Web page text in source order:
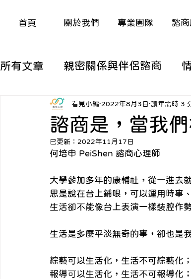
首頁 關於我們 專業團隊 諮
所有文章 親密關係與伴侶諮商
兒童與親職諮商 生涯/職涯議題
催眠與夢工作 人際議題
關於諮商的那些大小事 從諮商
自我照顧
諮商是，當我
看見小編 2022年8月3日 讀畢需時 3
已更新： 2022年11月17日
何培申 PeiShen 諮商心理師
大學參加多年的康輔社，從一進去
思是說在台上鋪哏，可以運用時事
生活卻不能像台上表演一樣裝腔作
生活是多麼平淡無奇的事，卻也是
綜藝可以生活化，生活不可綜藝化；
報導可以生活化，生活不可報導化；